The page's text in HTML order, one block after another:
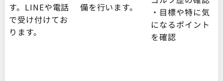
す。LINEや電話
で受け付けてお
ります。
備を行います。
・目標や特に気
になるポイント
を確認